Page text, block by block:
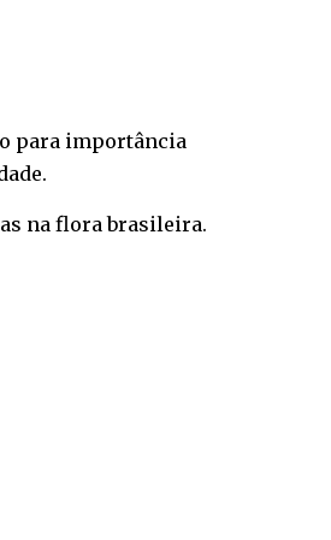
para importância
na flora brasileira.